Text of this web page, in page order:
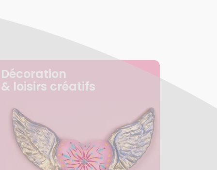
Décoration
& loisirs créatifs